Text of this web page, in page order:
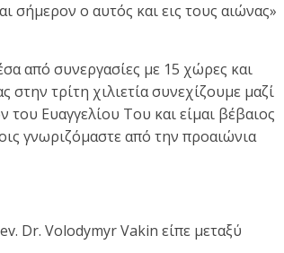
σήμερον ο αυτός και εις τους αιώνας»
από συνεργασίες με 15 χώρες και
τρίτη χιλιετία συνεχίζουμε μαζί
Ευαγγελίου Του και είμαι βέβαιος
γνωριζόμαστε από την προαιώνια
Dr. Volodymyr Vakin είπε μεταξύ